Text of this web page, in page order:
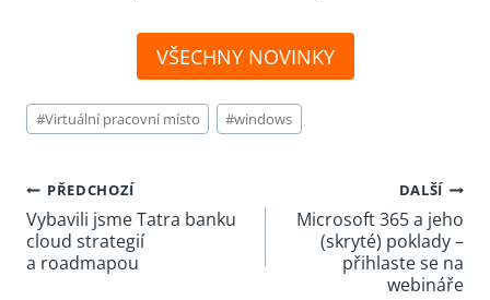
VŠECHNY NOVINKY
Štítky
příspěvků:
#Virtuální pracovní místo #windows
Navigace
pro
příspěvek
PŘEDCHOZÍ
Vybavili jsme Tatra banku
a roadmapou
DALŠÍ
Microsoft 365‏‏‎ a jeho
(skryté) poklady –
přihlaste se na
webináře